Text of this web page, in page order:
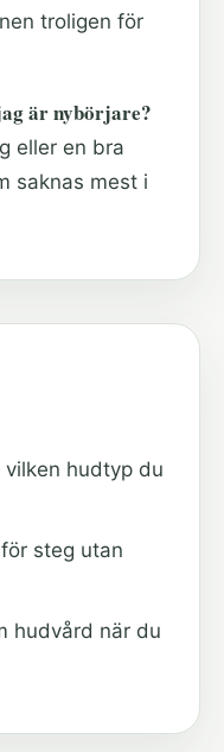
troligen för
är nybörjare?
eller en bra
saknas mest i
hudtyp du
steg utan
hudvård när du